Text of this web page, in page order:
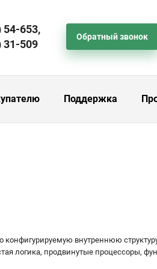
54-653,
31-509
Обратный звонок
Поддержка
внутреннюю
логика, продвинутые процессоры,